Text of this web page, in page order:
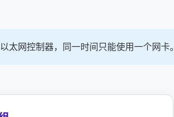
太网控制器，同一时间只能使用一个网卡。